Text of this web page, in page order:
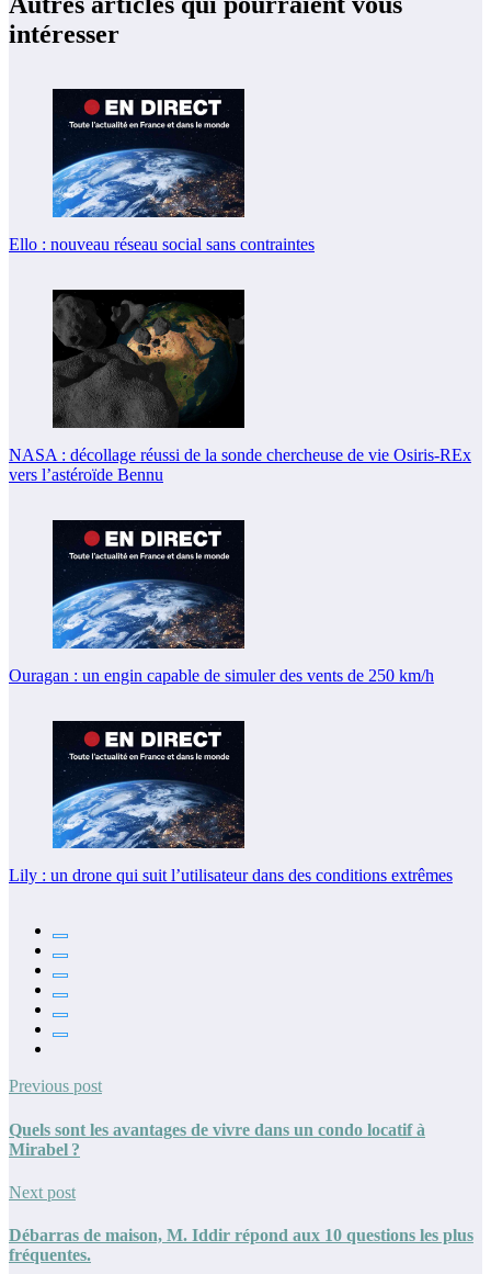
intéresser
Ello : nouveau réseau social sans contraintes
NASA : décollage réussi de la sonde chercheuse de vie Osiris-REx
vers l’astéroïde Bennu
Ouragan : un engin capable de simuler des vents de 250 km/h
Lily : un drone qui suit l’utilisateur dans des conditions extrêmes
Previous post
Quels sont les avantages de vivre dans un condo locatif à
Mirabel ?
Next post
Débarras de maison, M. Iddir répond aux 10 questions les plus
fréquentes.